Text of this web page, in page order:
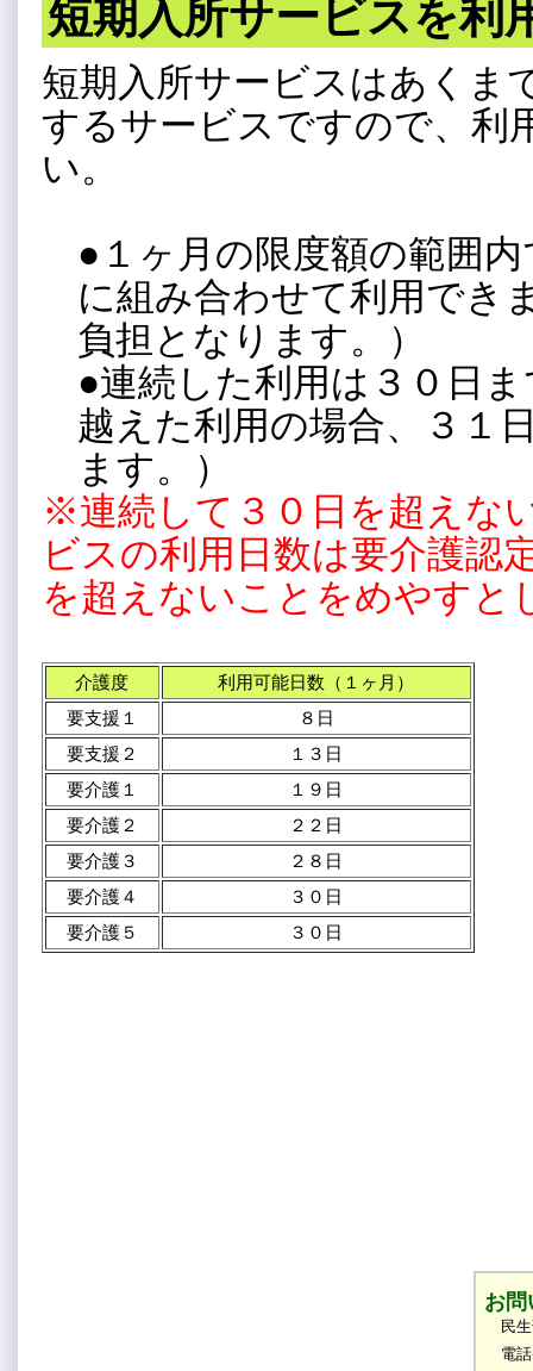
短期入所サービスを利
短期入所サービスはあくま
するサービスですので、利
い。
●１ヶ月の限度額の範囲
に組み合わせて利用でき
負担となります。）
●連続した利用は３０日
越えた利用の場合、３１
ます。）
※連続して３０日を超えな
ビスの利用日数は要介護認
を超えないことをめやすと
介護度
利用可能日数（１ヶ月）
要支援１
８日
要支援２
１３日
要介護１
１９日
要介護２
２２日
要介護３
２８日
要介護４
３０日
要介護５
３０日
お問
民
電